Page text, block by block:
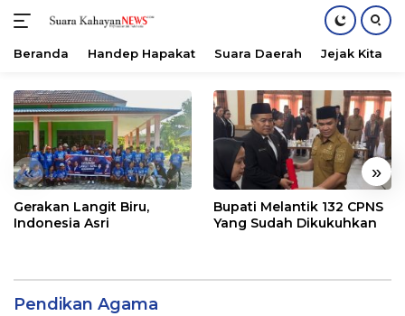
konten
Beranda Handep Hapakat Suara Daerah Jejak Kita
« »
Gerakan Langit Biru,
Indonesia Asri
Bupati Melantik 132 CPNS
Yang Sudah Dikukuhkan
Pendikan Agama